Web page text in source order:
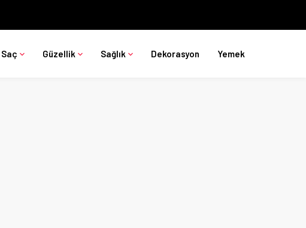
Saç Güzellik Sağlık Dekorasyon Yemek